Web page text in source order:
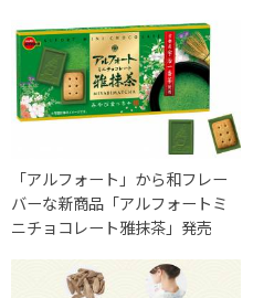
「アルフォート」から和フレー
バーな新商品「アルフォートミ
ニチョコレート雅抹茶」発売